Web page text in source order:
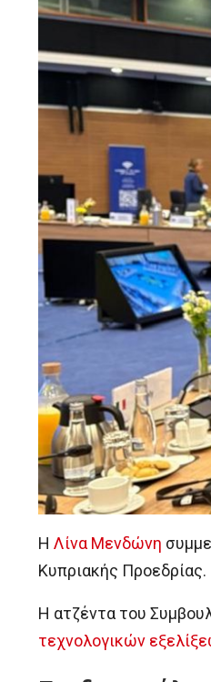
Η Λίνα Μενδώνη
Κυπριακής Προεδρίας.
Η ατζέντα του
τεχνολογικών